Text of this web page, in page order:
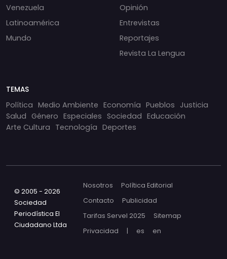
Venezuela
Latinoamérica
Mundo
Opinión
Entrevistas
Reportajes
Revista La Lengua
TEMAS
Política Medio Ambiente Economía Pueblos Justicia
Salud Género Especiales Sociedad Educación
Arte Cultura Tecnología Deportes
© 2005 - 2026
Sociedad
Periodística El
Ciudadano Ltda
Nosotros
Política Editorial
Contacto
Publicidad
Tarifas Servel 2025
Sitemap
Privacidad
| es en